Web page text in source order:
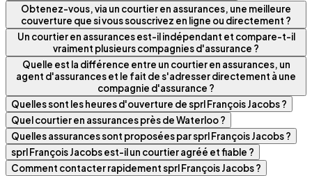
Obtenez-vous, via un courtier en assurances, une meilleure
couverture que si vous souscrivez en ligne ou directement ?
Un courtier en assurances est-il indépendant et compare-t-il
vraiment plusieurs compagnies d'assurance ?
Quelle est la différence entre un courtier en assurances, un
agent d'assurances et le fait de s'adresser directement à une
compagnie d'assurance ?
Quelles sont les heures d'ouverture de sprl François Jacobs ?
Quel courtier en assurances près de Waterloo ?
Quelles assurances sont proposées par sprl François Jacobs ?
sprl François Jacobs est-il un courtier agréé et fiable ?
Comment contacter rapidement sprl François Jacobs ?